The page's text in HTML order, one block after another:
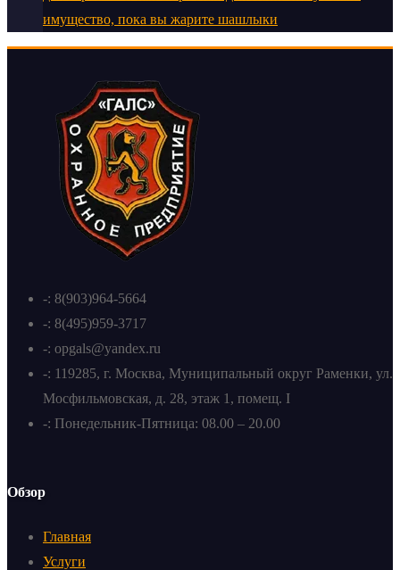
имущество, пока вы жарите шашлыки
-: 8(903)964-5664
-: 8(495)959-3717
-: opgals@yandex.ru
-: 119285, г. Москва, Муниципальный округ Раменки, ул.
Мосфильмовская, д. 28, этаж 1, помещ. I
-: Понедельник-Пятница: 08.00 – 20.00
Обзор
Главная
Услуги